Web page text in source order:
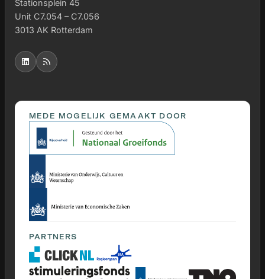
Stationsplein 45
Unit C7.054 – C7.056
3013 AK Rotterdam
MEDE MOGELIJK GEMAAKT DOOR
PARTNERS